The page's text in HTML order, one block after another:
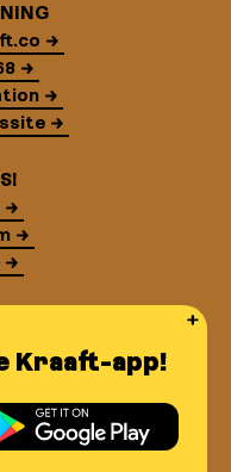
Kraaft-app!